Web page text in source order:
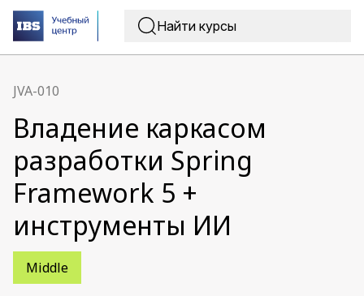
JVA-010
Владение каркасом
разработки Spring
Framework 5 +
инструменты ИИ
Middle